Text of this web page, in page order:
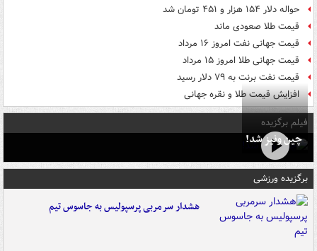
حواله دلار ۱۵۴ هزار و ۴۵۱ تومان شد
قیمت طلا صعودی ماند
قیمت جهانی نفت امروز ۱۶ مرداد
قیمت جهانی طلا امروز ۱۵ مرداد
قیمت نفت برنت به ۷۹ دلار رسید
افزایش قیمت طلا و نقره جهانی
فیلم برگزیده
چین ونیز شد!
برگزیده ورزشی
هشدار سرمربی پرسپولیس به جاسوس تیم